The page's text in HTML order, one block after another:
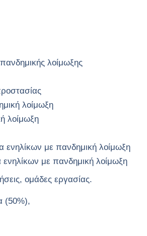
λοίμωξης
λοίμωξη
λοίμωξη
ενηλίκων με πανδημική λοίμωξη
ενηλίκων με πανδημική λοίμωξη
ομάδες εργασίας.
(50%),